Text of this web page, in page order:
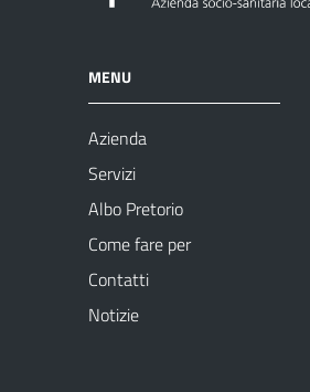
MENU
Azienda
Servizi
Albo Pretorio
Come fare per
Contatti
Notizie